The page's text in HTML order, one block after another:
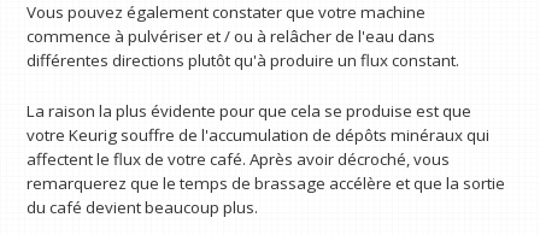
Vous pouvez également constater que votre machine
commence à pulvériser et / ou à relâcher de l'eau dans
différentes directions plutôt qu'à produire un flux constant.
La raison la plus évidente pour que cela se produise est que
votre Keurig souffre de l'accumulation de dépôts minéraux qui
affectent le flux de votre café. Après avoir décroché, vous
remarquerez que le temps de brassage accélère et que la sortie
du café devient beaucoup plus.